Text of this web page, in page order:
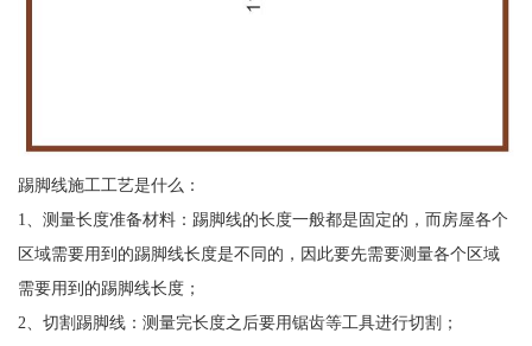
踢脚线施工工艺是什么：
1、测量长度准备材料：踢脚线的长度一般都是固定的，而房屋各个
区域需要用到的踢脚线长度是不同的，因此要先需要测量各个区域
需要用到的踢脚线长度；
2、切割踢脚线：测量完长度之后要用锯齿等工具进行切割；